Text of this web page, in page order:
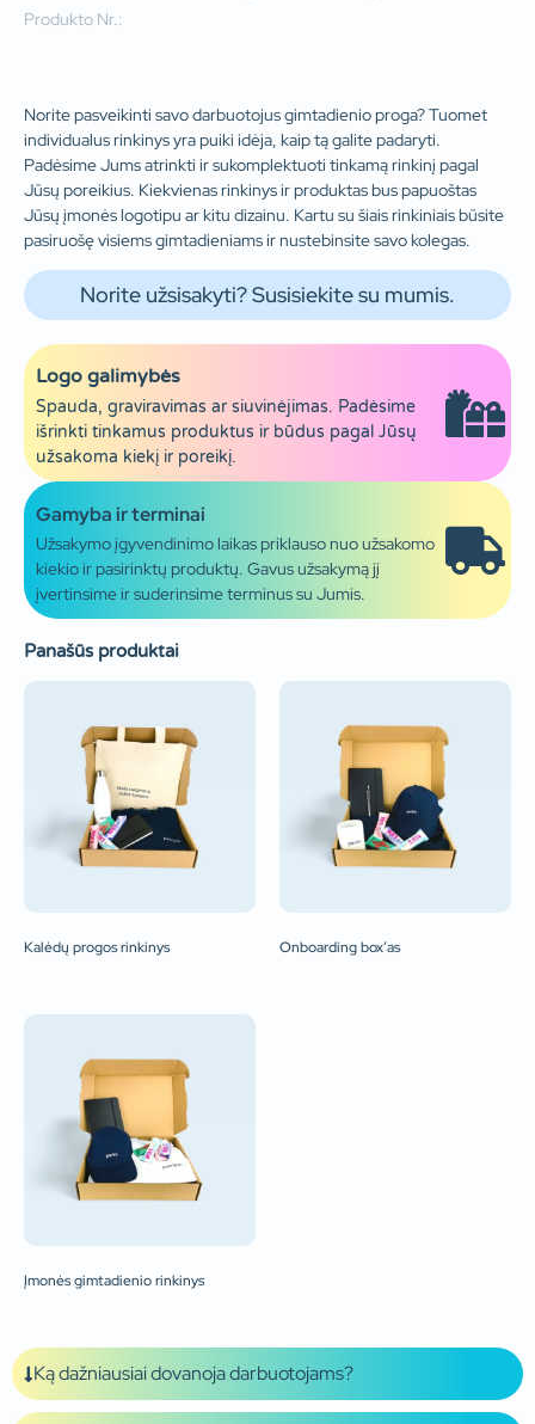
Produkto Nr.:
Norite pasveikinti savo darbuotojus gimtadienio proga? Tuomet
individualus rinkinys yra puiki idėja, kaip tą galite padaryti.
Padėsime Jums atrinkti ir sukomplektuoti tinkamą rinkinį pagal
Jūsų poreikius. Kiekvienas rinkinys ir produktas bus papuoštas
Jūsų įmonės logotipu ar kitu dizainu. Kartu su šiais rinkiniais būsite
pasiruošę visiems gimtadieniams ir nustebinsite savo kolegas.
Norite užsisakyti? Susisiekite su mumis.
Logo galimybės
Spauda, graviravimas ar siuvinėjimas. Padėsime
išrinkti tinkamus produktus ir būdus pagal Jūsų
užsakoma kiekį ir poreikį.
Gamyba ir terminai
Užsakymo įgyvendinimo laikas priklauso nuo užsakomo
kiekio ir pasirinktų produktų. Gavus užsakymą jį
įvertinsime ir suderinsime terminus su Jumis.
Panašūs produktai
Kalėdų progos rinkinys Onboarding box’as
Įmonės gimtadienio rinkinys
Ką dažniausiai dovanoja darbuotojams?